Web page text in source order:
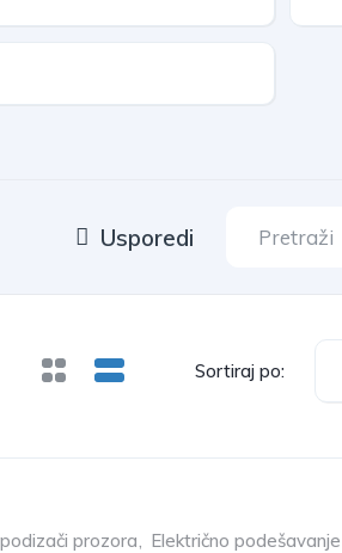
Usporedi
Sortiraj po:
prozora, Električno podešavanje